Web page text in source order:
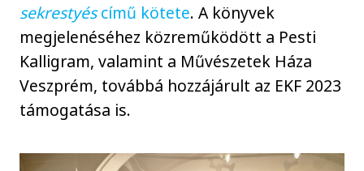
sekrestyéscímű kötete. A könyvek
megjelenéséhez közreműködött a Pesti
Kalligram, valamint a Művészetek Háza
Veszprém, továbbá hozzájárult az EKF 2023
támogatása is.